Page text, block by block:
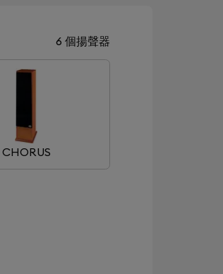
6 個揚聲器
CHORUS